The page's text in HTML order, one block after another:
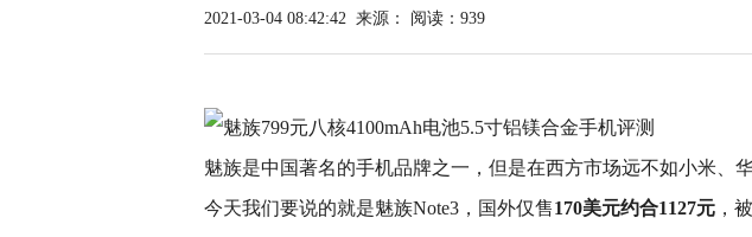
2021-03-04 08:42:42 来源： 阅读：939
魅族是中国著名的手机品牌之一，但是在西方市场远不如小米、
今天我们要说的就是魅族Note3，国外仅售170美元约合1127元 ，